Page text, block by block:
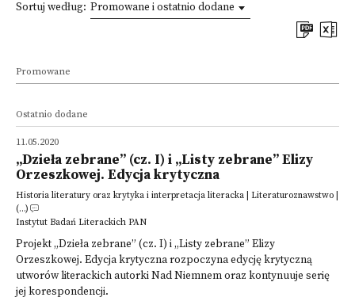
Sortuj według: Promowane i ostatnio dodane
Promowane
Ostatnio dodane
11.05.2020
„Dzieła zebrane” (cz. I) i „Listy zebrane” Elizy
Orzeszkowej. Edycja krytyczna
Historia literatury oraz krytyka i interpretacja literacka | Literaturoznawstwo |
(...)
Instytut Badań Literackich PAN
Projekt „Dzieła zebrane” (cz. I) i „Listy zebrane” Elizy
Orzeszkowej. Edycja krytyczna rozpoczyna edycję krytyczną
utworów literackich autorki Nad Niemnem oraz kontynuuje serię
jej korespondencji.